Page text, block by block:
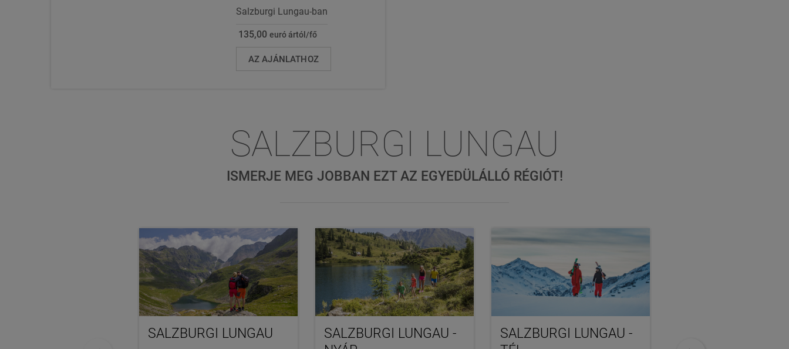
Salzburgi Lungau-ban
135,00 euró ártól/fő
AZ AJÁNLATHOZ
SALZBURGI LUNGAU
ISMERJE MEG JOBBAN EZT AZ EGYEDÜLÁLLÓ RÉGIÓT!
SALZBURGI LUNGAU
SALZBURGI LUNGAU -
SALZBURGI LUNGAU -